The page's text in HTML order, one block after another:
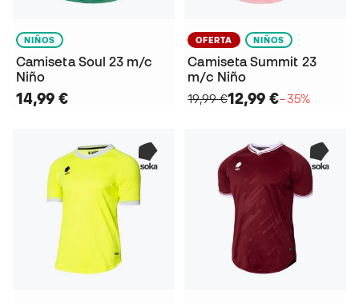
NIÑOS
Camiseta Soul 23 m/c
Niño
14,99 €
OFERTA NIÑOS
Camiseta Summit 23
m/c Niño
19,99 €12,99 €−35%